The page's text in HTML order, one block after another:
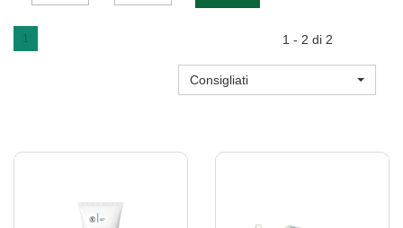
1 1 - 2 di 2
Consigliati